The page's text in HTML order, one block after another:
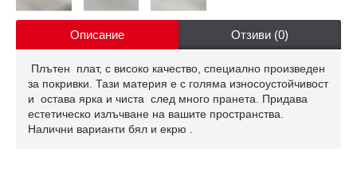
Описание Отзиви (0)
Плътен плат, с високо качество, специално произведен
за покривки. Тази материя е с голяма износоустойчивост
и остава ярка и чиста след много пранета. Придава
естетическо излъчване на вашите пространства.
Налични варианти бял и екрю .